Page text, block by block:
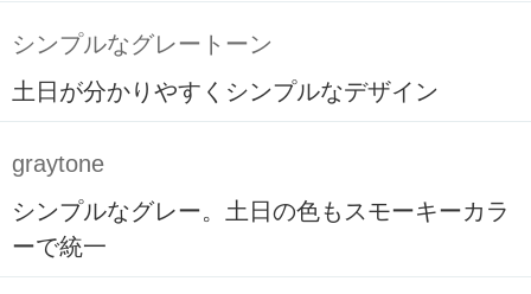
シンプルなグレートーン
土日が分かりやすくシンプルなデザイン
graytone
シンプルなグレー。土日の色もスモーキーカラ
ーで統一